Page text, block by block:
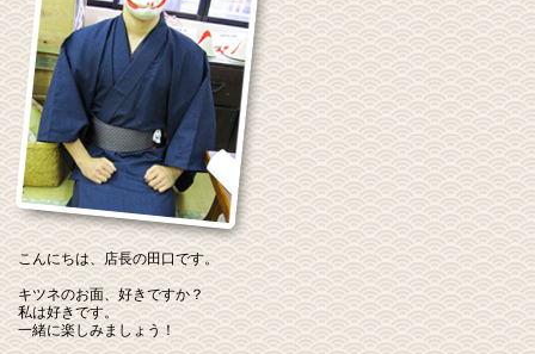
こんにちは、店長の田口です。
キツネのお面、好きですか？
私は好きです。
一緒に楽しみましょう！